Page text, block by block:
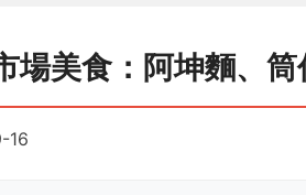
場美食：阿坤麵、
16